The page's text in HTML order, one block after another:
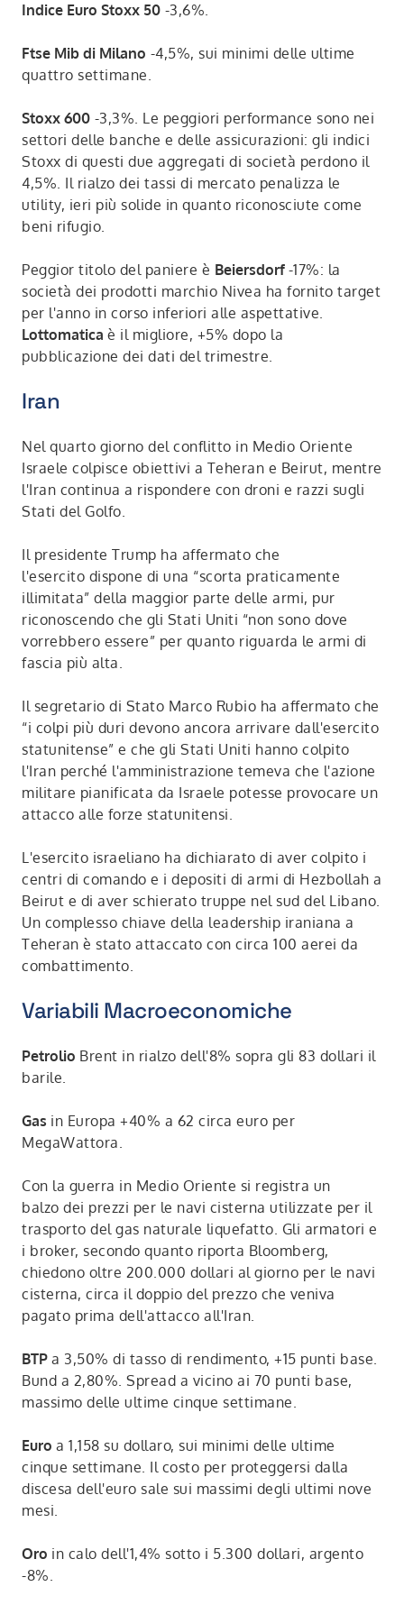
Indice Euro Stoxx 50 -3,6%.
Ftse Mib di Milano -4,5%, sui minimi delle ultime
quattro settimane.
Stoxx 600 -3,3%. Le peggiori performance sono nei
settori delle banche e delle assicurazioni: gli indici
Stoxx di questi due aggregati di società perdono il
4,5%. Il rialzo dei tassi di mercato penalizza le
utility, ieri più solide in quanto riconosciute come
beni rifugio.
Peggior titolo del paniere è Beiersdorf -17%: la
società dei prodotti marchio Nivea ha fornito target
per l'anno in corso inferiori alle aspettative.
Lottomatica è il migliore, +5% dopo la
pubblicazione dei dati del trimestre.
Iran
Nel quarto giorno del conflitto in Medio Oriente
Israele colpisce obiettivi a Teheran e Beirut, mentre
l'Iran continua a rispondere con droni e razzi sugli
Stati del Golfo.
Il presidente Trump ha affermato che
l'esercito dispone di una “scorta praticamente
illimitata” della maggior parte delle armi, pur
riconoscendo che gli Stati Uniti “non sono dove
vorrebbero essere” per quanto riguarda le armi di
fascia più alta.
Il segretario di Stato Marco Rubio ha affermato che
“i colpi più duri devono ancora arrivare dall'esercito
statunitense” e che gli Stati Uniti hanno colpito
l'Iran perché l'amministrazione temeva che l'azione
militare pianificata da Israele potesse provocare un
attacco alle forze statunitensi.
L'esercito israeliano ha dichiarato di aver colpito i
centri di comando e i depositi di armi di Hezbollah a
Beirut e di aver schierato truppe nel sud del Libano.
Un complesso chiave della leadership iraniana a
Teheran è stato attaccato con circa 100 aerei da
combattimento.
Variabili Macroeconomiche
Petrolio Brent in rialzo dell'8% sopra gli 83 dollari il
barile.
Gas in Europa +40% a 62 circa euro per
MegaWattora.
Con la guerra in Medio Oriente si registra un
balzo dei prezzi per le navi cisterna utilizzate per il
trasporto del gas naturale liquefatto. Gli armatori e
i broker, secondo quanto riporta Bloomberg,
chiedono oltre 200.000 dollari al giorno per le navi
cisterna, circa il doppio del prezzo che veniva
pagato prima dell'attacco all'Iran.
BTP a 3,50% di tasso di rendimento, +15 punti base.
Bund a 2,80%. Spread a vicino ai 70 punti base,
massimo delle ultime cinque settimane.
Euro a 1,158 su dollaro, sui minimi delle ultime
cinque settimane. Il costo per proteggersi dalla
discesa dell'euro sale sui massimi degli ultimi nove
mesi.
Oro in calo dell'1,4% sotto i 5.300 dollari, argento
-8%.